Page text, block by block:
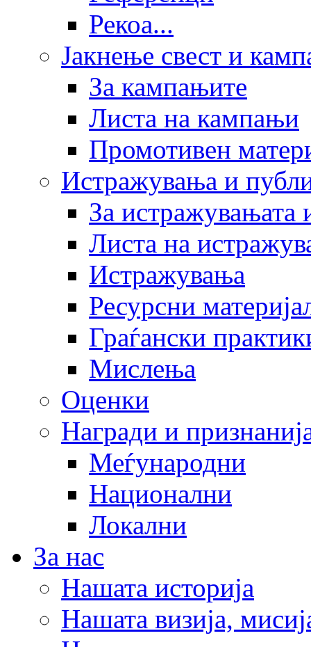
Рекоа...
Јакнење свест и
За кампањите
Листа на кампањи
Промотивен
Истражувања и
За истражувањата
Листа на
Истражувања
Ресурсни
Граѓански
Мислења
Оценки
Награди и
Меѓународни
Национални
Локални
За нас
Нашата историја
Нашата визија,